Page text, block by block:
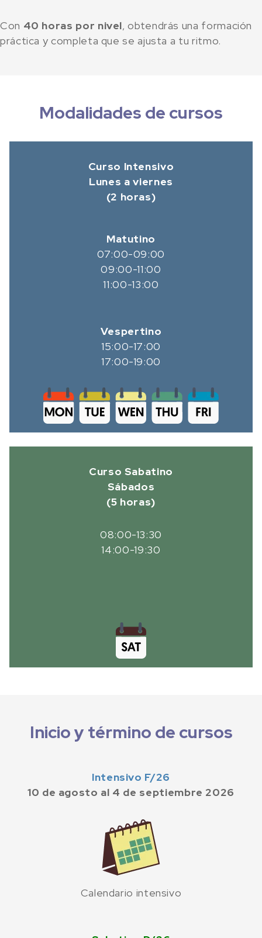
Con 40 horas por nivel, obtendrás una formación
práctica y completa que se ajusta a tu ritmo.
Modalidades de cursos
Curso Intensivo
Lunes a viernes
(2 horas)
Matutino
07:00-09:00
09:00-11:00
11:00-13:00
Vespertino
15:00-17:00
17:00-19:00
Curso Sabatino
Sábados
(5 horas)
08:00-13:30
14:00-19:30
Inicio y término de cursos
Intensivo F/26
10 de agosto al 4 de septiembre 2026
Calendario intensivo